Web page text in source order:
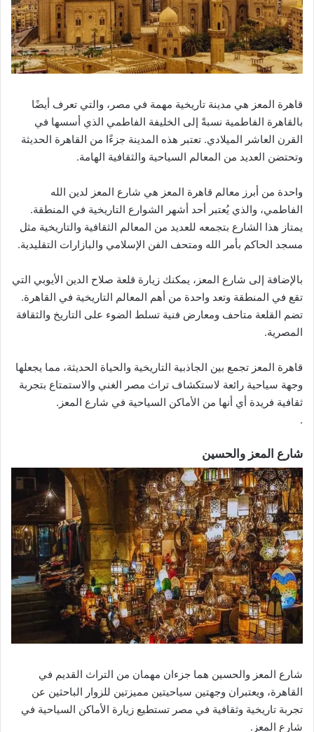
قاهرة المعز هي مدينة تاريخية مهمة في مصر، والتي تعرف أيضًا
بالقاهرة الفاطمية نسبةً إلى الخليفة الفاطمي الذي أسسها في
القرن العاشر الميلادي. تعتبر هذه المدينة جزءًا من القاهرة الحديثة
وتحتضن العديد من المعالم السياحية والثقافية الهامة.
واحدة من أبرز معالم قاهرة المعز هي شارع المعز لدين الله
الفاطمي، والذي يُعتبر أحد أشهر الشوارع التاريخية في المنطقة.
يمتاز هذا الشارع بتجمعه للعديد من المعالم الثقافية والتاريخية مثل
مسجد الحاكم بأمر الله ومتحف الفن الإسلامي والبازارات التقليدية.
بالإضافة إلى شارع المعز، يمكنك زيارة قلعة صلاح الدين الأيوبي التي
تقع في المنطقة وتعد واحدة من أهم المعالم التاريخية في القاهرة.
تضم القلعة متاحف ومعارض فنية تسلط الضوء على التاريخ والثقافة
المصرية.
قاهرة المعز تجمع بين الجاذبية التاريخية والحياة الحديثة، مما يجعلها
وجهة سياحية رائعة لاستكشاف تراث مصر الغني والاستمتاع بتجربة
ثقافية فريدة أي أنها من الأماكن السياحية في شارع المعز.
.
شارع المعز والحسين
شارع المعز والحسين هما جزءان مهمان من التراث القديم في
القاهرة، ويعتبران وجهتين سياحيتين مميزتين للزوار الباحثين عن
تجربة تاريخية وثقافية في مصر تستطيع زيارة الأماكن السياحية في
شارع المعز.